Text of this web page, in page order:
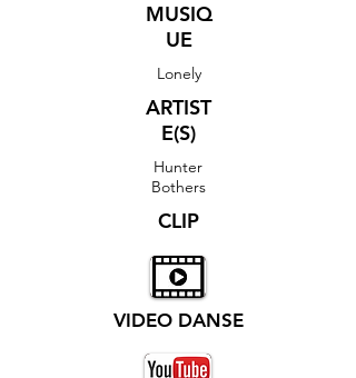
MUSIQ
UE
Lonely
ARTIST
E(S)
Hunter
Bothers
CLIP
VIDEO DANSE